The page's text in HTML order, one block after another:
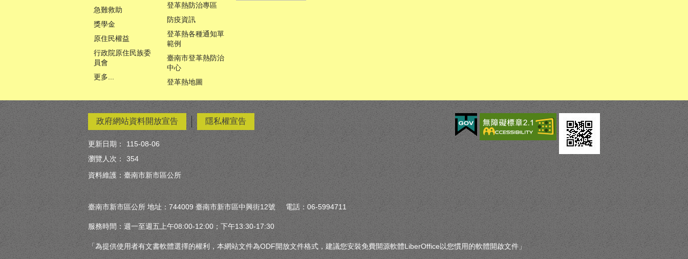
急難救助
獎學金
原住民權益
行政院原住民族委
員會
更多...
登革熱防治專區
防疫資訊
登革熱各種通知單
範例
臺南市登革熱防治
中心
登革熱地圖
政府網站資料開放宣告 隱私權宣告
更新日期：
115-08-06
瀏覽人次：
354
資料維護：臺南市新市區公所
臺南市新市區公所 地址：744009 臺南市新市區中興街12號 電話：06-5994711
服務時間：週一至週五上午08:00-12:00；下午13:30-17:30
「為提供使用者有文書軟體選擇的權利，本網站文件為ODF開放文件格式，建議您安裝免費開源軟體LiberOffice以您慣用的軟體開啟文件」